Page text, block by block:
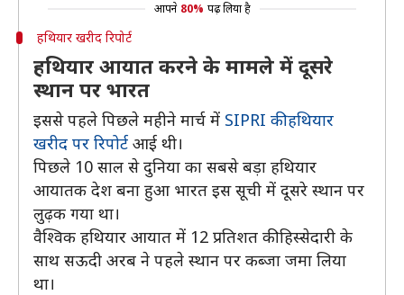
आपने 80% पढ़ लिया है
हथियार खरीद रिपोर्ट
हथियार आयात करने के मामले में दूसरे
स्थान पर भारत
इससे पहले पिछले महीने मार्च में SIPRI की हथियार
खरीद पर रिपोर्ट आई थी।
पिछले 10 साल से दुनिया का सबसे बड़ा हथियार
आयातक देश बना हुआ भारत इस सूची में दूसरे स्थान पर
लुढ़क गया था।
वैश्विक हथियार आयात में 12 प्रतिशत की हिस्सेदारी के
साथ सऊदी अरब ने पहले स्थान पर कब्जा जमा लिया
था।